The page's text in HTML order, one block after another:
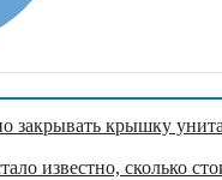
закрывать крышку
известно, сколько